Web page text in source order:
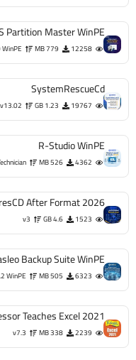
Partition Master WinPE
12258
779 MB
SystemRescueCd
19767
1.23 GB
v13.02
R-Studio WinPE
4362
526 MB
After Format 2026
1523
4.6 GB
v3
Backup Suite WinPE
6323
505 MB
WinPE
Teaches Excel 2021
2239
338 MB
v7.3